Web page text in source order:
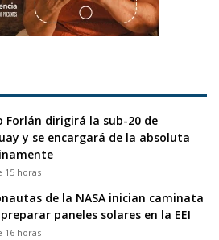
Forlán dirigirá la sub-20 de
y se encargará de la absoluta
15 horas
de la NASA inician caminata
paneles solares en la EEI
16 horas